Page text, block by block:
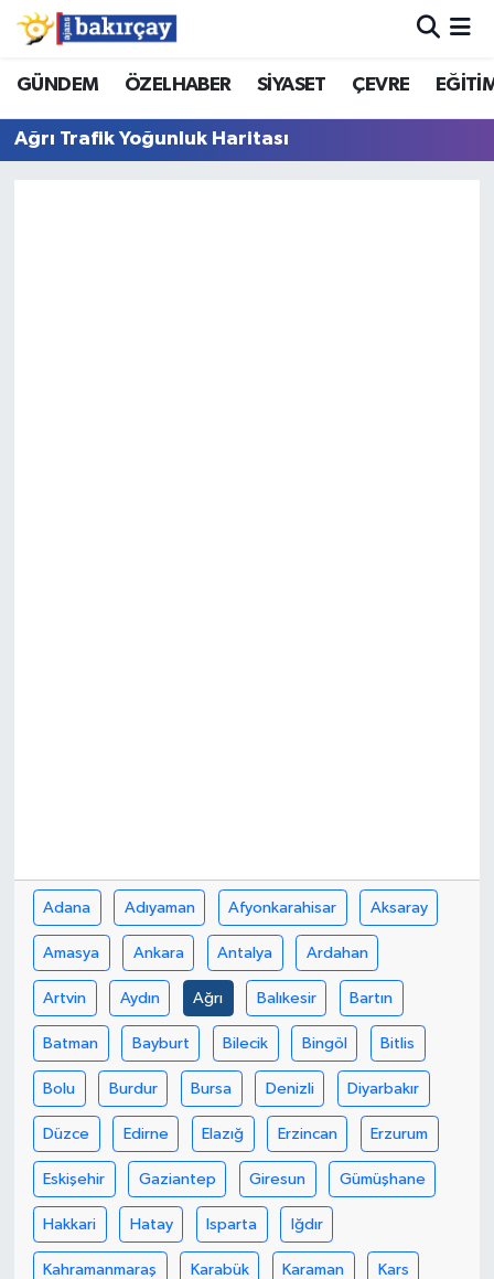
GÜNDEM ÖZELHABER SİYASET ÇEVRE
Ağrı Trafik Yoğunluk Haritası
Adana Adıyaman Afyonkarahisar Aksaray
Amasya Ankara Antalya Ardahan
Artvin Aydın Ağrı Balıkesir Bartın
Batman Bayburt Bilecik Bingöl Bitlis
Bolu Burdur Bursa Denizli Diyarbakır
Düzce Edirne Elazığ Erzincan Erzurum
Eskişehir Gaziantep Giresun Gümüşhane
Hakkari Hatay Isparta Iğdır
Kahramanmaraş Karabük Karaman Kars
İzmir Nöbetçi Eczaneler
İzmir Hava Durumu